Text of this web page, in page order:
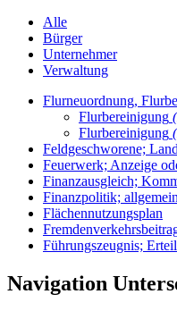
Alle
Bürger
Unternehmer
Verwaltung
Flurneuordnung,
Flurbereinigung
Flurbereinigung
Feldgeschworene;
Feuerwerk; Anzeige
Finanzausgleich;
Finanzpolitik;
Flächennutzungsplan
Führungszeugnis;
Navigation